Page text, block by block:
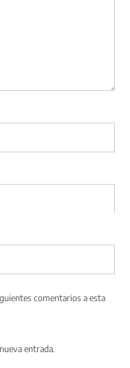
comentarios a esta
entrada.